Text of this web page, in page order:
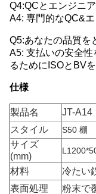
Q4:QCとエンジニ
A4: 専門的なQC&
Q5:あなたの品質を
A5: 支払いの安全
るためにISOとBV
仕様
製品名
JT-A14
スタイル
S50 棚
サイズ
(mm)
材料
冷たい
表面処理
粉末で